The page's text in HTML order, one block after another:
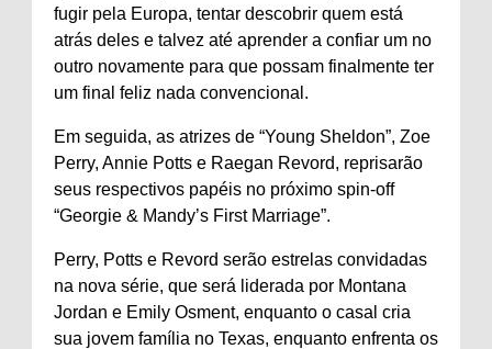
fugir pela Europa, tentar descobrir quem está
atrás deles e talvez até aprender a confiar um no
outro novamente para que possam finalmente ter
um final feliz nada convencional.
Em seguida, as atrizes de “Young Sheldon”, Zoe
Perry, Annie Potts e Raegan Revord, reprisarão
seus respectivos papéis no próximo spin-off
“Georgie & Mandy’s First Marriage”.
Perry, Potts e Revord serão estrelas convidadas
na nova série, que será liderada por Montana
Jordan e Emily Osment, enquanto o casal cria
sua jovem família no Texas, enquanto enfrenta os